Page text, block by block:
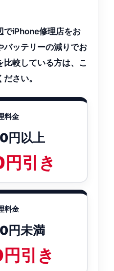
でiPhone修理店をお
バッテリーの減りでお
比較している方は、こ
さい。
料金
円以上
引き
料金
円未満
引き